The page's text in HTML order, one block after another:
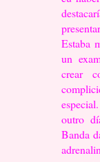
Estaba
un
crear
outro
Banda